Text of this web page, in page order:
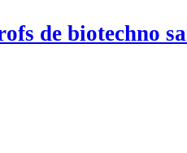
de biotechno